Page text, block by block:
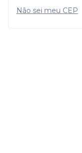
Não sei meu CEP